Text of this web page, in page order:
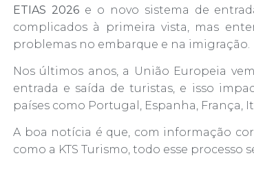
ETIAS 2026e o novo sistema de
complicados à primeira vista, mas
problemas no embarque e na imigração.
Nos últimos anos, a União Europeia
entrada e saída de turistas, e isso
países como Portugal, Espanha,
A boa notícia é que, com informação
como a KTS Turismo, todo esse